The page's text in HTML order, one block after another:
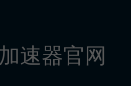
速器官网